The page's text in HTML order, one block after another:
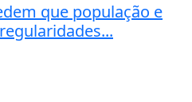
que população e